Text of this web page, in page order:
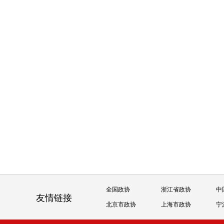
友情链接
全国政协 浙江省政协 中
北京市政协 上海市政协 宁